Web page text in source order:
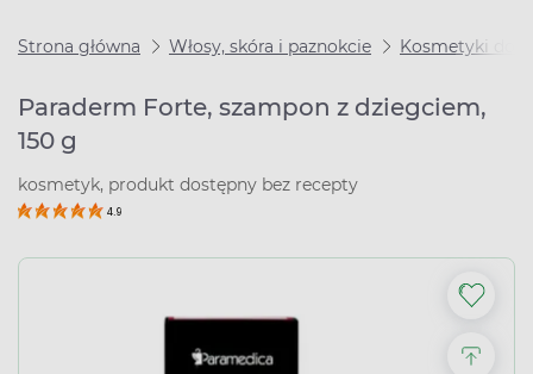
Strona główna Włosy, skóra i paznokcie Kosmetyki do
Paraderm Forte, szampon z dziegciem,
150 g
kosmetyk, produkt dostępny bez recepty
4.9